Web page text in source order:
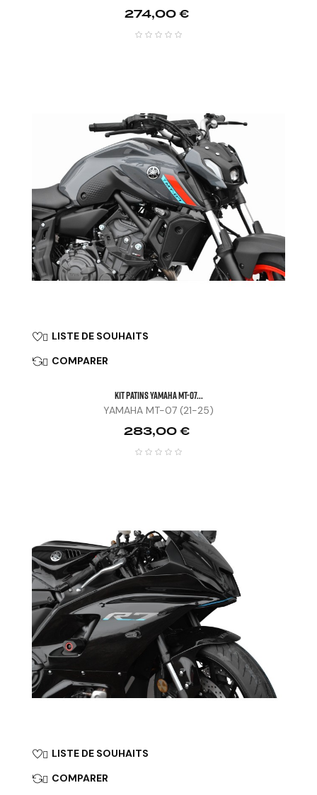
Prix
274,00 €
 LISTE DE SOUHAITS
 COMPARER
KIT PATINS YAMAHA MT-07...
YAMAHA MT-07 (21-25)
Prix
283,00 €
 LISTE DE SOUHAITS
 COMPARER